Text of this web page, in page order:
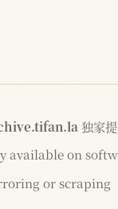
独家
available on
or scraping